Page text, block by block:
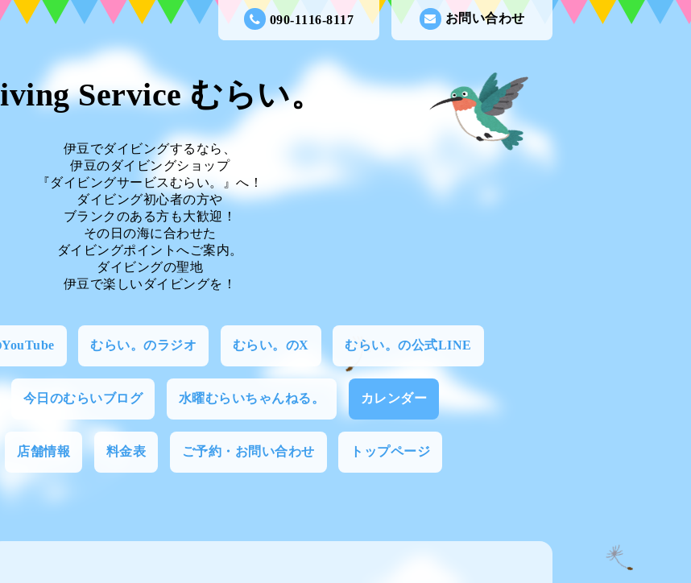
お問い合わせ
090-1116-8117
Service むらい。
伊豆でダイビングするなら、
伊豆のダイビングショップ
『ダイビングサービスむらい。』へ！
ダイビング初心者の方や
ブランクのある方も大歓迎！
その日の海に合わせた
ダイビングポイントへご案内。
ダイビングの聖地
伊豆で楽しいダイビングを！
むらい。のラジオ むらい。のX むらい。の公式LINE
今日のむらいブログ 水曜むらいちゃんねる。 カレンダー
店舗情報 料金表 ご予約・お問い合わせ トップページ